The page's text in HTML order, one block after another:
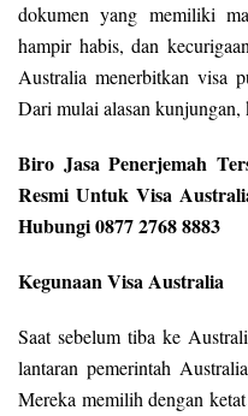
dokumen yang memiliki
hampir habis, dan
Australia menerbitkan visa
Dari mulai alasan
Biro Jasa Penerjemah
Resmi Untuk Visa
Hubungi 0877 2768 8883
Kegunaan Visa Australia
Saat sebelum tiba ke
lantaran pemerintah
Mereka memilih dengan